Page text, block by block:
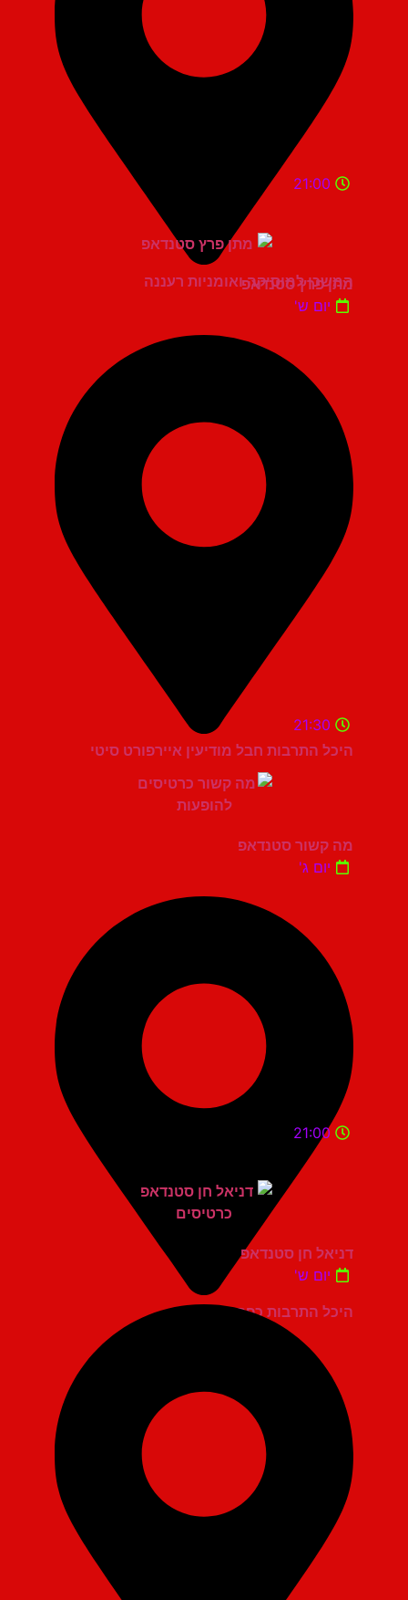
המשכן למוסיקה ואומניות רעננה
21:00
מתן פרץ סטנדאפ
יום ש'
היכל התרבות חבל מודיעין איירפורט סיטי
21:30
מה קשור סטנדאפ
יום ג'
היכל התרבות כפר סבא
21:00
דניאל חן סטנדאפ
יום ש'